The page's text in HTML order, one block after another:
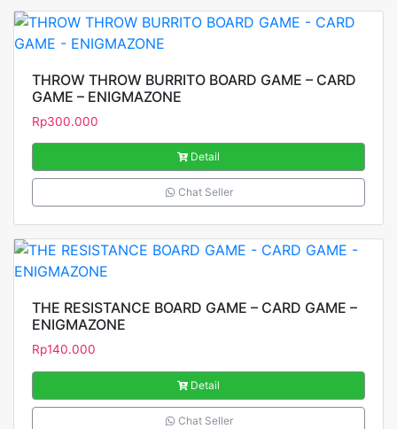
THROW THROW BURRITO BOARD GAME – CARD
GAME – ENIGMAZONE
Rp300.000
Detail
Chat Seller
THE RESISTANCE BOARD GAME – CARD GAME –
ENIGMAZONE
Rp140.000
Detail
Chat Seller